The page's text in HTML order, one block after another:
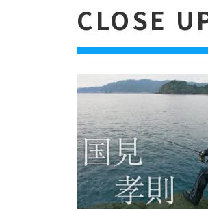
CLOSE